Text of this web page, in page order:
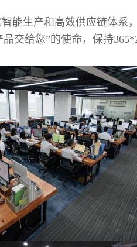
生产和高效供应链体系
交给您”的使命，保持